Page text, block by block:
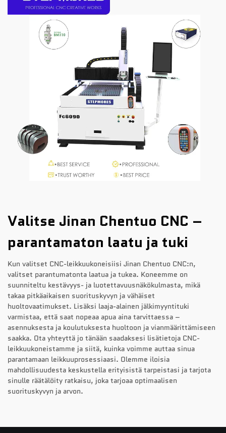
Valitse Jinan Chentuo CNC –
parantamaton laatu ja tuki
Kun valitset CNC-leikkuukoneisiisi Jinan Chentuo CNC:n,
valitset parantumatonta laatua ja tukea. Koneemme on
suunniteltu kestävyys- ja luotettavuusnäkökulmasta, mikä
takaa pitkäaikaisen suorituskyvyn ja vähäiset
huoltovaatimukset. Lisäksi laaja-alainen jälkimyyntituki
varmistaa, että saat nopeaa apua aina tarvittaessa –
asennuksesta ja koulutuksesta huoltoon ja vianmäärittämiseen
saakka. Ota yhteyttä jo tänään saadaksesi lisätietoja CNC-
leikkuukoneistamme ja siitä, kuinka voimme auttaa sinua
parantamaan leikkuuprosessiaasi. Olemme iloisia
mahdollisuudesta keskustella erityisistä tarpeistasi ja tarjota
sinulle räätälöity ratkaisu, joka tarjoaa optimaalisen
suorituskyvyn ja arvon.